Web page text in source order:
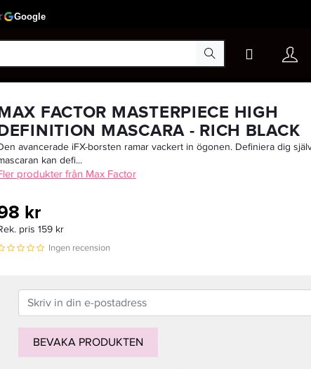
MAX FACTOR MASTERPIECE HIGH
DEFINITION MASCARA - RICH BLACK
avancerade iFX-borsten ramar vackert in ögonen. Definiera dig
kan defi...
produkter från Max Factor
kr
pris 159 kr
Ingen recension
BEVAKA PRODUKTEN